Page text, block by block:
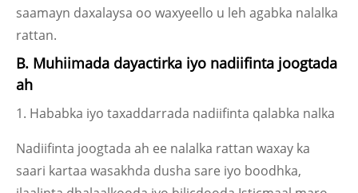
saamayn daxalaysa oo waxyeello u leh agabka nalalka
rattan.
B. Muhiimada dayactirka iyo nadiifinta joogtada
ah
1. Hababka iyo taxaddarrada nadiifinta qalabka nalka
Nadiifinta joogtada ah ee nalalka rattan waxay ka
saari kartaa wasakhda dusha sare iyo boodhka,